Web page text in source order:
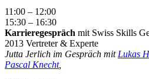
11:00 – 12:00
15:30 – 16:30
Karrieregespräch mit Swiss Skills
2013 Vertreter & Experte
Jutta Jerlich im Gespräch mit Lukas
Pascal Knecht,